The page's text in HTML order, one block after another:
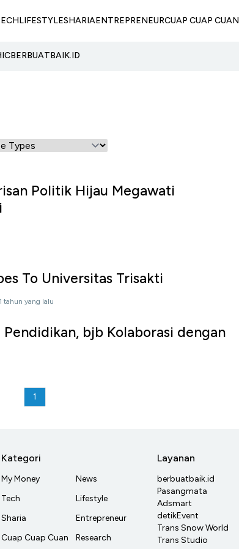
LIFESTYLESHARIAENTREPRENEURCUAP CUAP CUAN
BERBUATBAIK.ID
Politik Hijau Megawati
To Universitas Trisakti
1 tahun yang lalu
Pendidikan, bjb Kolaborasi dengan
1
Kategori
My Money
Tech
Sharia
Cuap Cuap Cuan
News
Lifestyle
Entrepreneur
Research
Layanan
berbuatbaik.id
Pasangmata
Adsmart
detikEvent
Trans Snow World
Trans Studio